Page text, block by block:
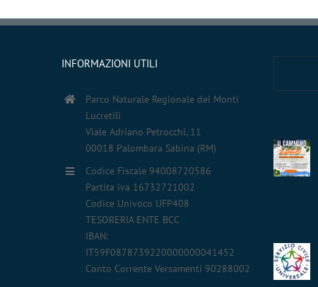
INFORMAZIONI UTILI
Parco Naturale Regionale dei Monti
Lucretili
Viale Adriano Petrocchi, 11
00018 Palombara Sabina (RM)
Codice Fiscale 94008720586
Partita iva 16732721002
Codice Univoco UFP408
TESORERIA ENTE BCC
IBAN:
IT59F0878739220000000041452
Conto Corrente Versamenti 90288002